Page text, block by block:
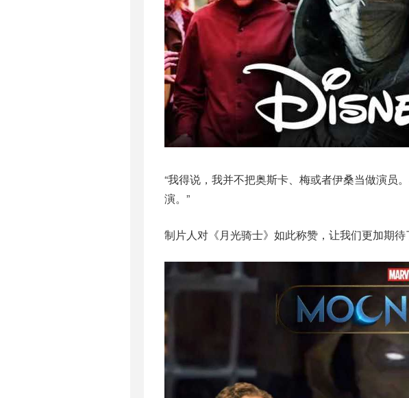
“我得说，我并不把奥斯卡、梅或者伊桑当做演员
演。”
制片人对《月光骑士》如此称赞，让我们更加期待